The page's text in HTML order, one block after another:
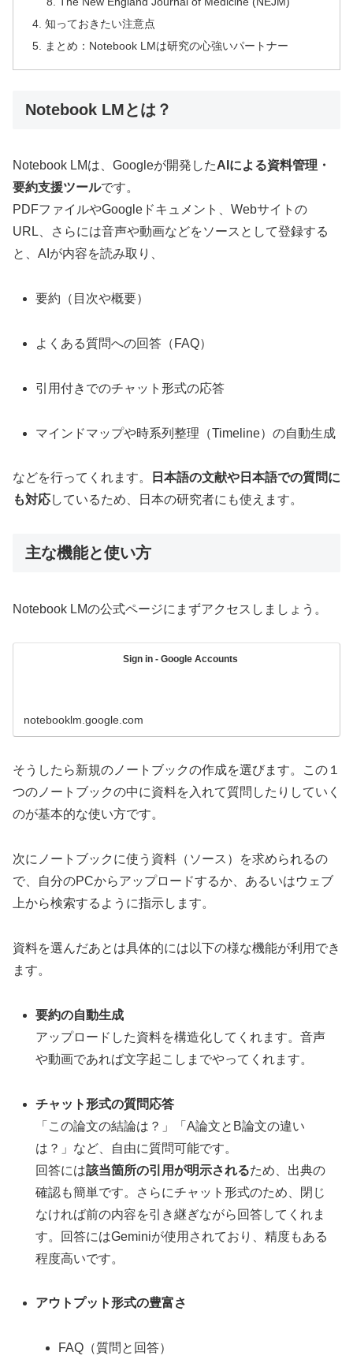
知っておきたい注意点
まとめ：Notebook LMは研究の心強いパートナー
Notebook LMとは？
Notebook LMは、Googleが開発したAIによる資料管理・
要約支援ツールです。
PDFファイルやGoogleドキュメント、Webサイトの
URL、さらには音声や動画などをソースとして登録する
と、AIが内容を読み取り、
要約（目次や概要）
よくある質問への回答（FAQ）
引用付きでのチャット形式の応答
マインドマップや時系列整理（Timeline）の自動生成
などを行ってくれます。
日本語の文献や日本語での質問に
も対応しているため、日本の研究者にも使えます。
主な機能と使い方
Notebook LMの公式ページにまずアクセスしましょう。
Sign in - Google Accounts
notebooklm.google.com
そうしたら新規のノートブックの作成を選びます。この１
つのノートブックの中に資料を入れて質問したりしていく
のが基本的な使い方です。
次にノートブックに使う資料（ソース）を求められるの
で、自分のPCからアップロードするか、あるいはウェブ
上から検索するように指示します。
資料を選んだあとは具体的には以下の様な機能が利用でき
ます。
要約の自動生成
アップロードした資料を構造化してくれます。音声
や動画であれば文字起こしまでやってくれます。
チャット形式の質問応答
「この論文の結論は？」「A論文とB論文の違い
は？」など、自由に質問可能です。
回答には該当箇所の引用が明示されるため、出典の
確認も簡単です。さらにチャット形式のため、閉じ
なければ前の内容を引き継ぎながら回答してくれま
す。回答にはGeminiが使用されており、精度もある
程度高いです。
アウトプット形式の豊富さ
FAQ（質問と回答）